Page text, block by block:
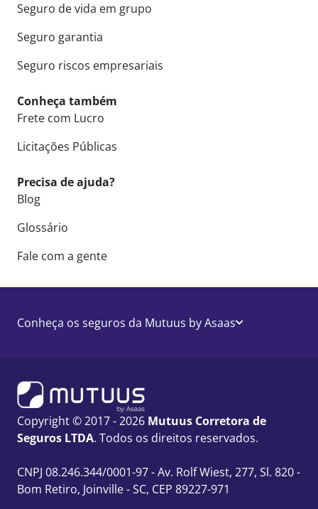
Seguro de vida em grupo
Seguro garantia
Seguro riscos empresariais
Conheça também
Frete com Lucro
Licitações Públicas
Precisa de ajuda?
Blog
Glossário
Fale com a gente
Conheça os seguros da Mutuus by Asaas
Copyright © 2017 - 2026 Mutuus Corretora de
Seguros LTDA. Todos os direitos reservados.
CNPJ 08.246.344/0001-97 - Av. Rolf Wiest, 277, Sl. 820 -
Bom Retiro, Joinville - SC, CEP 89227-971